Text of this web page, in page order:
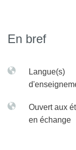
En bref
Langue(s)
Ouvert aux
en échange